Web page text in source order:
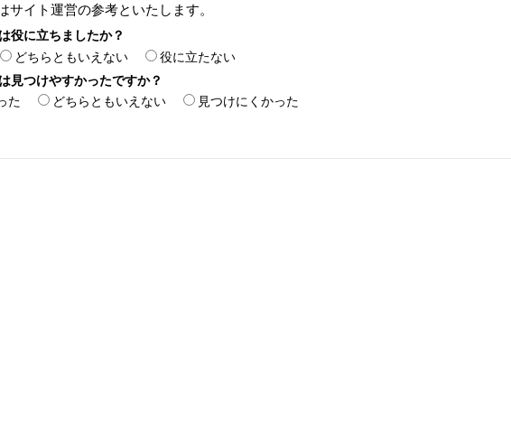
サイト運営の参考といたします。
役に立ちましたか？
どちらともいえない
役に立たない
見つけやすかったですか？
た どちらともいえない 見つけにくかった